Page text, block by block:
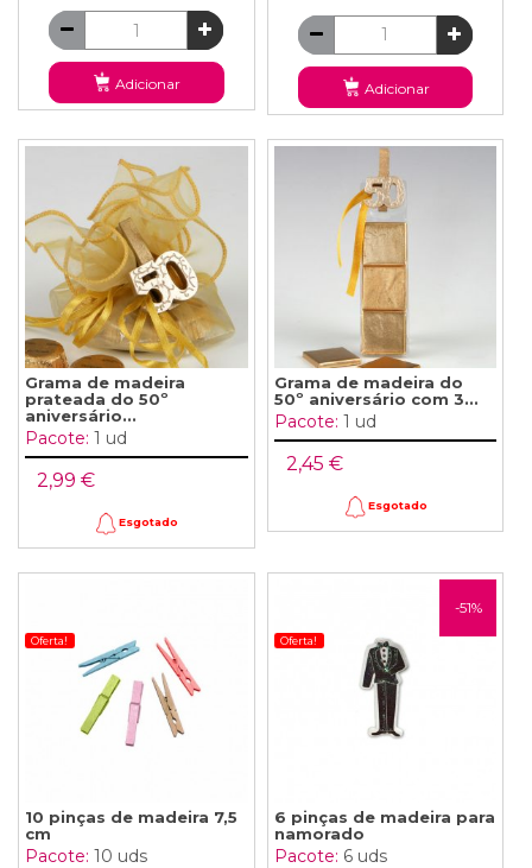
Adicionar Adicionar
Grama de madeira
prateada do 50º
aniversário...
Pacote: 1 ud
2,99 €
Esgotado
Grama de madeira do
50º aniversário com 3...
Pacote: 1 ud
2,45 €
Esgotado
Oferta!
10 pinças de madeira 7,5
cm
Pacote: 10 uds
-51%
Oferta!
6 pinças de madeira para
namorado
Pacote: 6 uds